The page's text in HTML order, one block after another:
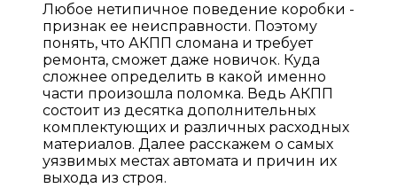
Любое нетипичное поведение коробки -
признак ее неисправности. Поэтому
понять, что АКПП сломана и требует
ремонта, сможет даже новичок. Куда
сложнее определить в какой именно
части произошла поломка. Ведь АКПП
состоит из десятка дополнительных
комплектующих и различных расходных
материалов. Далее расскажем о самых
уязвимых местах автомата и причин их
выхода из строя.